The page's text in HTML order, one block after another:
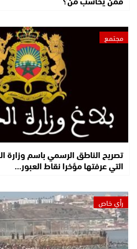
مجتمع
تصريح الناطق الرسمي باسم وزارة
التي عرفتها مؤخرا نقاط العبور…
رأي خاص